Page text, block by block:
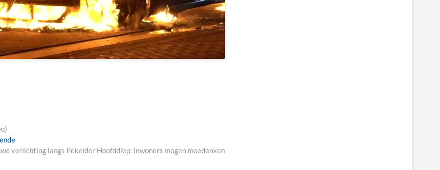
Next
post:
verlichting langs Pekelder Hoofddiep: inwoners mogen meedenken